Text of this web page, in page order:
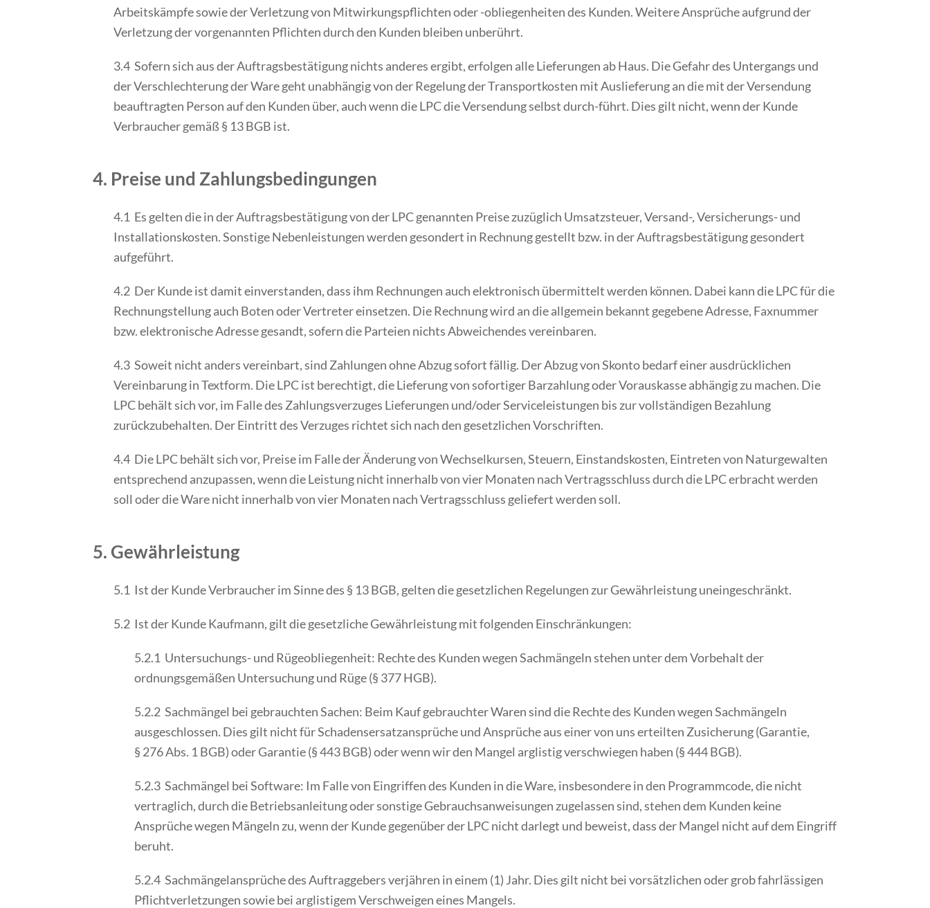
Arbeitskämpfe sowie der Verletzung von Mitwirkungspflichten oder -obliegenheiten des Kunden. Weitere Ansprüche aufgrund der
Verletzung der vorgenannten Pflichten durch den Kunden bleiben unberührt.
3.4 Sofern sich aus der Auftragsbestätigung nichts anderes ergibt, erfolgen alle Lieferungen ab Haus. Die Gefahr des Untergangs und
der Verschlechterung der Ware geht unabhängig von der Regelung der Transportkosten mit Auslieferung an die mit der Versendung
beauftragten Person auf den Kunden über, auch wenn die LPC die Versendung selbst durch-führt. Dies gilt nicht, wenn der Kunde
Verbraucher gemäß § 13 BGB ist.
4. Preise und Zahlungsbedingungen
4.1 Es gelten die in der Auftragsbestätigung von der LPC genannten Preise zuzüglich Umsatzsteuer, Versand-, Versicherungs- und
Installationskosten. Sonstige Nebenleistungen werden gesondert in Rechnung gestellt bzw. in der Auftragsbestätigung gesondert
aufgeführt.
4.2 Der Kunde ist damit einverstanden, dass ihm Rechnungen auch elektronisch übermittelt werden können. Dabei kann die LPC für die
Rechnungstellung auch Boten oder Vertreter einsetzen. Die Rechnung wird an die allgemein bekannt gegebene Adresse, Faxnummer
bzw. elektronische Adresse gesandt, sofern die Parteien nichts Abweichendes vereinbaren.
4.3 Soweit nicht anders vereinbart, sind Zahlungen ohne Abzug sofort fällig. Der Abzug von Skonto bedarf einer ausdrücklichen
Vereinbarung in Textform. Die LPC ist berechtigt, die Lieferung von sofortiger Barzahlung oder Vorauskasse abhängig zu machen. Die
LPC behält sich vor, im Falle des Zahlungsverzuges Lieferungen und/oder Serviceleistungen bis zur vollständigen Bezahlung
zurückzubehalten. Der Eintritt des Verzuges richtet sich nach den gesetzlichen Vorschriften.
4.4 Die LPC behält sich vor, Preise im Falle der Änderung von Wechselkursen, Steuern, Einstandskosten, Eintreten von Naturgewalten
entsprechend anzupassen, wenn die Leistung nicht innerhalb von vier Monaten nach Vertragsschluss durch die LPC erbracht werden
soll oder die Ware nicht innerhalb von vier Monaten nach Vertragsschluss geliefert werden soll.
5. Gewährleistung
5.1 Ist der Kunde Verbraucher im Sinne des § 13 BGB, gelten die gesetzlichen Regelungen zur Gewährleistung uneingeschränkt.
5.2 Ist der Kunde Kaufmann, gilt die gesetzliche Gewährleistung mit folgenden Einschränkungen:
5.2.1 Untersuchungs- und Rügeobliegenheit: Rechte des Kunden wegen Sachmängeln stehen unter dem Vorbehalt der
ordnungsgemäßen Untersuchung und Rüge (§ 377 HGB).
5.2.2 Sachmängel bei gebrauchten Sachen: Beim Kauf gebrauchter Waren sind die Rechte des Kunden wegen Sachmängeln
ausgeschlossen. Dies gilt nicht für Schadensersatzansprüche und Ansprüche aus einer von uns erteilten Zusicherung (Garantie,
§ 276 Abs. 1 BGB) oder Garantie (§ 443 BGB) oder wenn wir den Mangel arglistig verschwiegen haben (§ 444 BGB).
5.2.3 Sachmängel bei Software: Im Falle von Eingriffen des Kunden in die Ware, insbesondere in den Programmcode, die nicht
vertraglich, durch die Betriebsanleitung oder sonstige Gebrauchsanweisungen zugelassen sind, stehen dem Kunden keine
Ansprüche wegen Mängeln zu, wenn der Kunde gegenüber der LPC nicht darlegt und beweist, dass der Mangel nicht auf dem Eingriff
beruht.
5.2.4 Sachmängelansprüche des Auftraggebers verjähren in einem (1) Jahr. Dies gilt nicht bei vorsätzlichen oder grob fahrlässigen
Pflichtverletzungen sowie bei arglistigem Verschweigen eines Mangels.